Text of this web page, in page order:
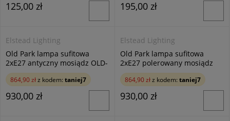
125,00 zł 195,00 zł
Elstead Lighting
Old Park lampa sufitowa
2xE27 antyczny mosiądz OLD-
PARK-AB
864,90 złz kodem: taniej7
930,00 zł
Elstead Lighting
Old Park lampa sufitowa
2xE27 polerowany mosiądz
OLD-PARK-PB
864,90 złz kodem: taniej7
930,00 zł